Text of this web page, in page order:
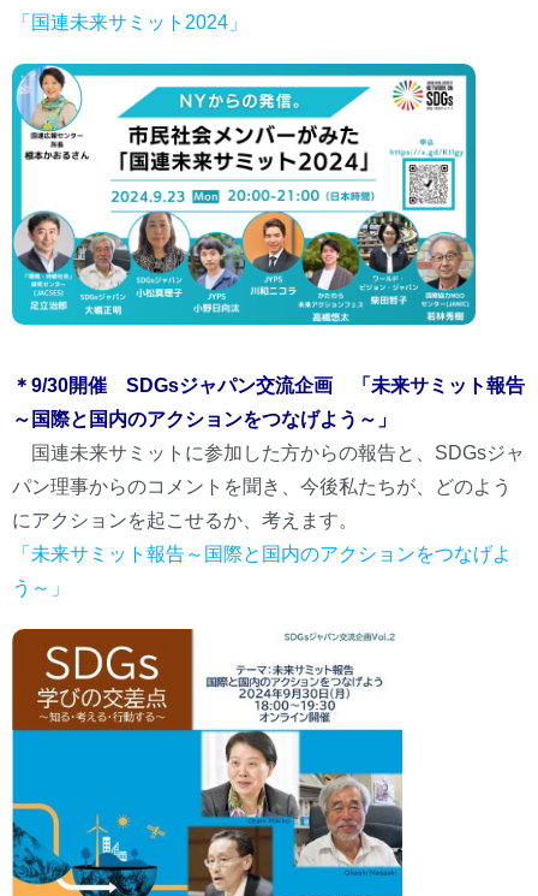
「国連未来サミット2024」
＊9/30開催 SDGsジャパン交流企画 「未来サミット報告
～国際と国内のアクションをつなげよう～」
国連未来サミットに参加した方からの報告と、SDGsジャ
パン理事からのコメントを聞き、今後私たちが、どのよう
にアクションを起こせるか、考えます。
「未来サミット報告～国際と国内のアクションをつなげよ
う～」